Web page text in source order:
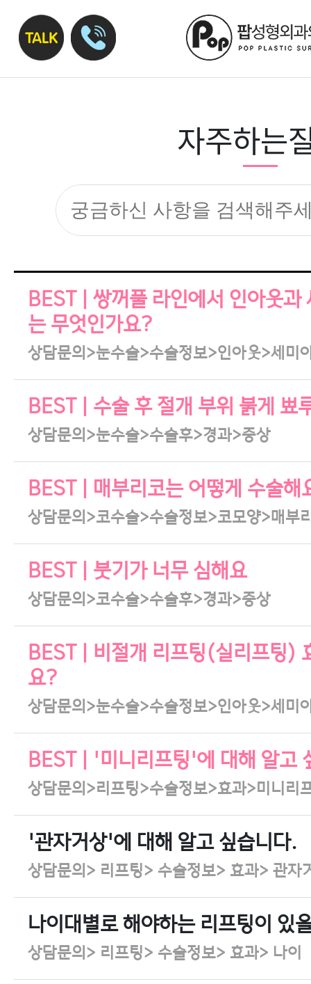
자주하는
BEST | 쌍꺼풀 라인에서 인아웃과
는 무엇인가요?
상담문의>눈수술>수술정보>인아웃>세미
BEST | 수술 후 절개 부위 붉게 뾰
상담문의>눈수술>수술후>경과>증상
BEST | 매부리코는 어떻게 수술해
상담문의>코수술>수술정보>코모양>매부
BEST | 붓기가 너무 심해요
상담문의>코수술>수술후>경과>증상
BEST | 비절개 리프팅(실리프팅)
요?
상담문의>눈수술>수술정보>인아웃>세미
BEST | '미니리프팅'에 대해 알고
상담문의>리프팅>수술정보>효과>미니리
'관자거상'에 대해 알고 싶습니다.
상담문의> 리프팅> 수술정보> 효과> 관자
나이대별로 해야하는 리프팅이 있
상담문의> 리프팅> 수술정보> 효과> 나이